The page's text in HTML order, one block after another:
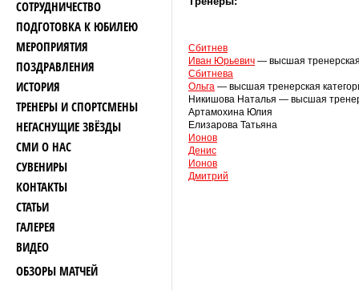
СОТРУДНИЧЕСТВО
ПОДГОТОВКА К ЮБИЛЕЮ
МЕРОПРИЯТИЯ
ПОЗДРАВЛЕНИЯ
ИСТОРИЯ
ТРЕНЕРЫ И СПОРТСМЕНЫ
НЕГАСНУЩИЕ ЗВЁЗДЫ
СМИ О НАС
СУВЕНИРЫ
КОНТАКТЫ
СТАТЬИ
ГАЛЕРЕЯ
ВИДЕО
ОБЗОРЫ МАТЧЕЙ
Сбитнев
Иван Юрьевич — высшая
Сбитнева
Ольга — высшая тренерская
Никишова Наталья — высшая
Артамохина Юлия
Елизарова Татьяна
Ионов
Денис
Ионов
Дмитрий